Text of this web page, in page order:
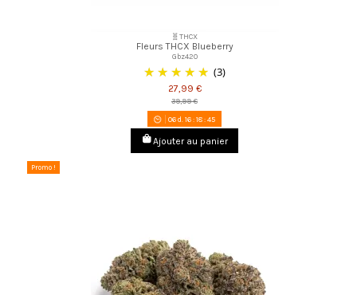
🧬THCX
Fleurs THCX Blueberry
Gbz420
(3)
27,99 €
39,99 €
06d. 16:18:44
Ajouter au panier
Promo !